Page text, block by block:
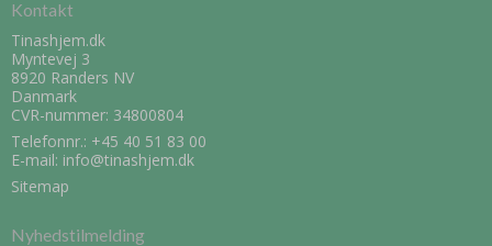
Kontakt
Tinashjem.dk
Myntevej 3
8920 Randers NV
Danmark
CVR-nummer: 34800804
Telefonnr.: +45 40 51 83 00
E-mail: info@tinashjem.dk
Sitemap
Nyhedstilmelding